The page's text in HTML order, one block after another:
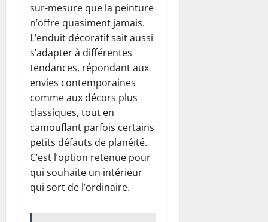
sur-mesure que la peinture
n’offre quasiment jamais.
L’enduit décoratif sait aussi
s’adapter à différentes
tendances, répondant aux
envies contemporaines
comme aux décors plus
classiques, tout en
camouflant parfois certains
petits défauts de planéité.
C’est l’option retenue pour
qui souhaite un intérieur
qui sort de l’ordinaire.